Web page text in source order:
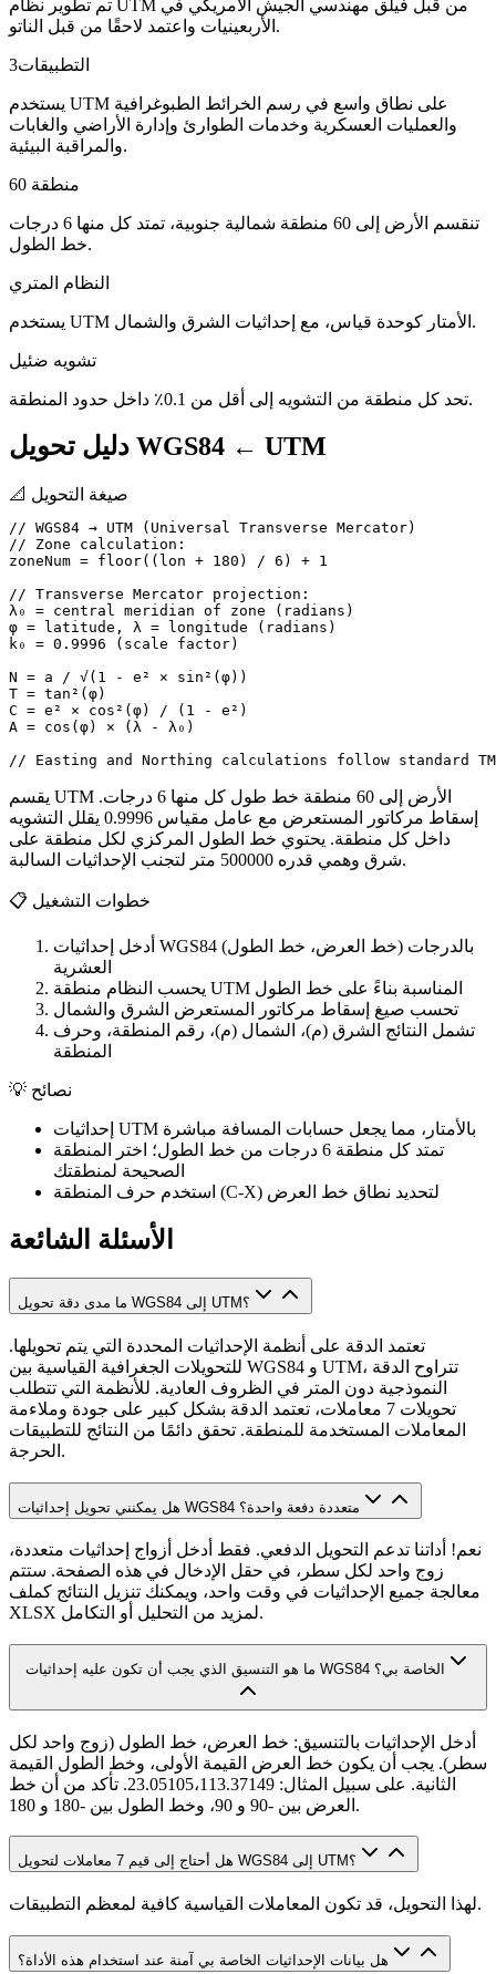
تم تطوير نظام UTM من قبل فيلق مهندسي الجيش الأمريكي في
الأربعينيات واعتمد لاحقًا من قبل الناتو.
3التطبيقات
يستخدم UTM على نطاق واسع في رسم الخرائط الطبوغرافية
والعمليات العسكرية وخدمات الطوارئ وإدارة الأراضي والغابات
والمراقبة البيئية.
60 منطقة
تنقسم الأرض إلى 60 منطقة شمالية جنوبية، تمتد كل منها 6 درجات
خط الطول.
النظام المتري
يستخدم UTM الأمتار كوحدة قياس، مع إحداثيات الشرق والشمال.
تشويه ضئيل
تحد كل منطقة من التشويه إلى أقل من 0.1٪ داخل حدود المنطقة.
دليل تحويل WGS84 ← UTM
📐 صيغة التحويل
// WGS84 → UTM (Universal Transverse Mercator)
// Zone calculation:
zoneNum = floor((lon + 180) / 6) + 1
// Transverse Mercator projection:
λ₀ = central meridian of zone (radians)
φ = latitude, λ = longitude (radians)
k₀ = 0.9996 (scale factor)
N = a / √(1 - e² × sin²(φ))
T = tan²(φ)
C = e² × cos²(φ) / (1 - e²)
A = cos(φ) × (λ - λ₀)
// Easting and Northing calculations follow standard
يقسم UTM الأرض إلى 60 منطقة خط طول كل منها 6 درجات.
إسقاط مركاتور المستعرض مع عامل مقياس 0.9996 يقلل التشويه
داخل كل منطقة. يحتوي خط الطول المركزي لكل منطقة على
شرق وهمي قدره 500000 متر لتجنب الإحداثيات السالبة.
📋 خطوات التشغيل
أدخل إحداثيات WGS84 (خط العرض، خط الطول) بالدرجات
العشرية
يحسب النظام منطقة UTM المناسبة بناءً على خط الطول
تحسب صيغ إسقاط مركاتور المستعرض الشرق والشمال
تشمل النتائج الشرق (م)، الشمال (م)، رقم المنطقة، وحرف
المنطقة
💡 نصائح
إحداثيات UTM بالأمتار، مما يجعل حسابات المسافة مباشرة
تمتد كل منطقة 6 درجات من خط الطول؛ اختر المنطقة
الصحيحة لمنطقتك
استخدم حرف المنطقة (C-X) لتحديد نطاق خط العرض
الأسئلة الشائعة
ما مدى دقة تحويل WGS84 إلى UTM؟
تعتمد الدقة على أنظمة الإحداثيات المحددة التي يتم تحويلها.
للتحويلات الجغرافية القياسية بين WGS84 و UTM، تتراوح الدقة
النموذجية دون المتر في الظروف العادية. للأنظمة التي تتطلب
تحويلات 7 معاملات، تعتمد الدقة بشكل كبير على جودة وملاءمة
المعاملات المستخدمة للمنطقة. تحقق دائمًا من النتائج للتطبيقات
الحرجة.
هل يمكنني تحويل إحداثيات WGS84 متعددة دفعة واحدة؟
نعم! أداتنا تدعم التحويل الدفعي. فقط أدخل أزواج إحداثيات متعددة،
زوج واحد لكل سطر، في حقل الإدخال في هذه الصفحة. ستتم
معالجة جميع الإحداثيات في وقت واحد، ويمكنك تنزيل النتائج كملف
XLSX لمزيد من التحليل أو التكامل.
ما هو التنسيق الذي يجب أن تكون عليه إحداثيات WGS84 الخاصة بي؟
أدخل الإحداثيات بالتنسيق: خط العرض، خط الطول (زوج واحد لكل
سطر). يجب أن يكون خط العرض القيمة الأولى، وخط الطول القيمة
الثانية. على سبيل المثال: 23.05105،113.37149. تأكد من أن خط
العرض بين -90 و 90، وخط الطول بين -180 و 180.
هل أحتاج إلى قيم 7 معاملات لتحويل WGS84 إلى UTM؟
لهذا التحويل، قد تكون المعاملات القياسية كافية لمعظم التطبيقات.
هل بيانات الإحداثيات الخاصة بي آمنة عند استخدام هذه الأداة؟